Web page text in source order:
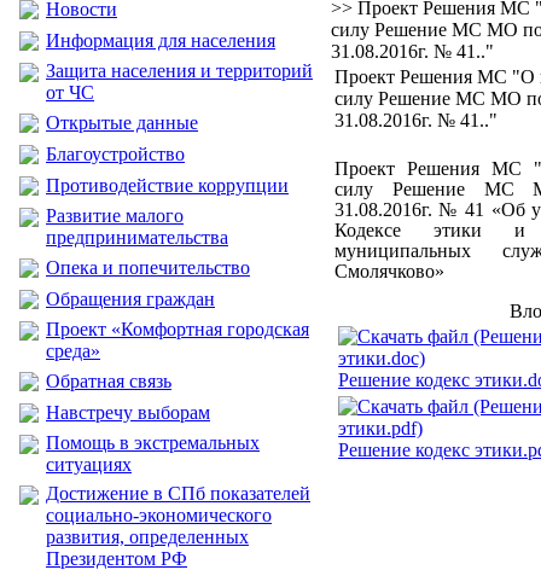
Новости
Информация для населения
Защита населения и территорий
от ЧС
Открытые данные
Благоустройство
Противодействие коррупции
Развитие малого
предпринимательства
Опека и попечительство
Обращения граждан
Проект «Комфортная городская
среда»
Обратная связь
Навстречу выборам
Помощь в экстремальных
ситуациях
Достижение в СПб показателей
социально-экономического
развития, определенных
Президентом РФ
>> Проект Решения МС
силу Решение МС МО
31.08.2016г. № 41.."
Проект Решения МС "О
силу Решение МС МО
31.08.2016г. № 41.."
Проект Решения МС
силу Решение МС
31.08.2016г. № 41 «Об
Кодексе этики и
муниципальных
Смолячково»
Решение кодекс
Решение кодекс